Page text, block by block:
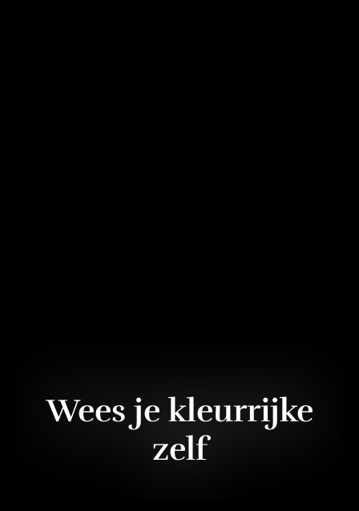
Wees je kleurrijke
zelf